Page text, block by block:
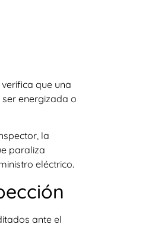
que una
energizada o
la
paraliza
eléctrico.
ante el